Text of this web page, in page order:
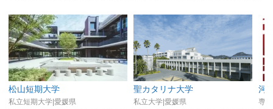
松山短期大学
私立短期大学|愛媛県
聖カタリナ大学
私立大学|愛媛県 専